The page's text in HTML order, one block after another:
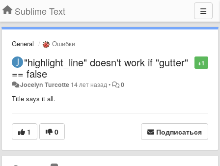
Sublime Text
General Ошибки
+1
"highlight_line" doesn't work if "gutter"
== false
Jocelyn Turcotte 14 лет назад • 0
Title says it all.
1 0 Подписаться